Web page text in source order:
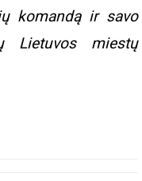
komandą ir savo
Lietuvos miestų